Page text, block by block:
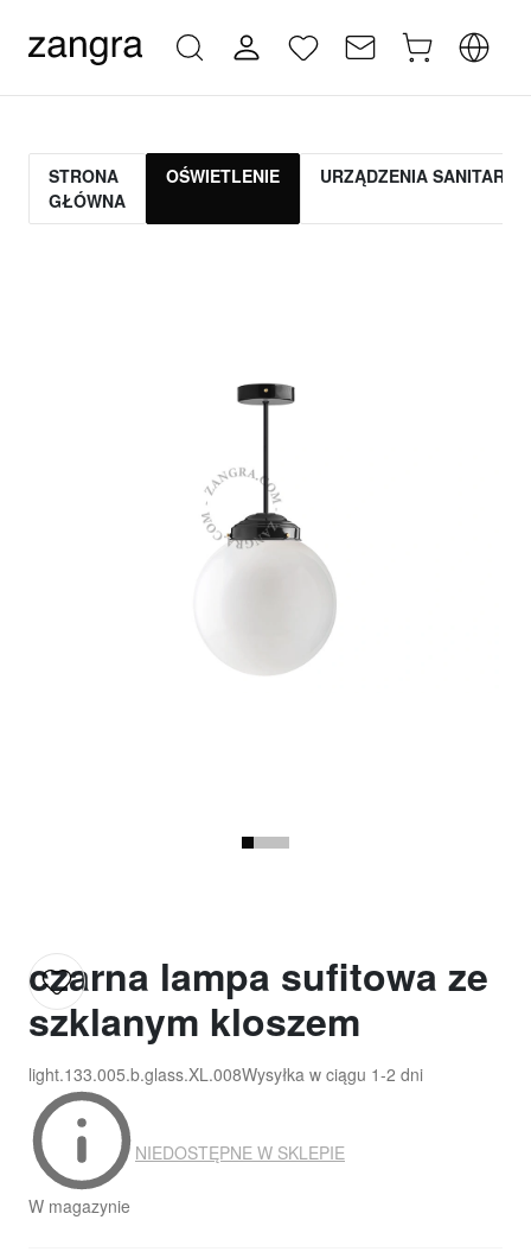
STRONA
GŁÓWNA
OŚWIETLENIE URZĄDZENIA SANITARNE
czarna lampa sufitowa ze
szklanym kloszem
light.133.005.b.glass.XL.008Wysyłka w ciągu 1-2 dni
W magazynie
NIEDOSTĘPNE W SKLEPIE